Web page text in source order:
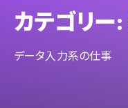
カテゴリー:
データ入力系の仕事